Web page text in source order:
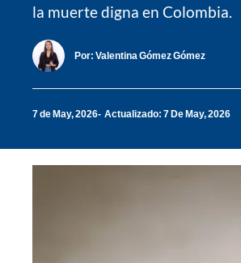
la muerte digna en Colombia.
Por: Valentina Gómez Gómez
7 de May, 2026 Actualizado: 7 De May, 2026